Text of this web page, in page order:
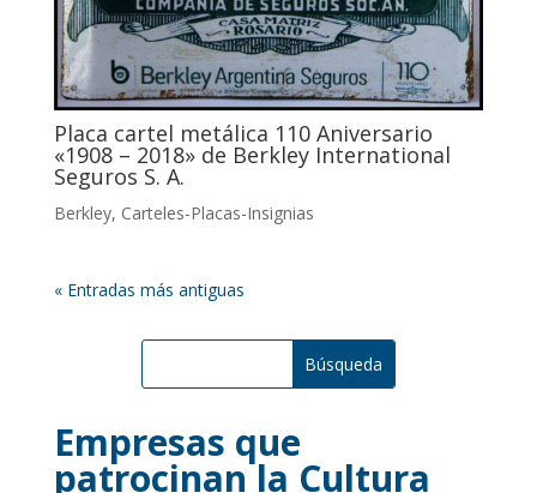
Placa cartel metálica 110 Aniversario
«1908 – 2018» de Berkley International
Seguros S. A.
Berkley, Carteles-Placas-Insignias
« Entradas más antiguas
Empresas que
patrocinan la Cultura